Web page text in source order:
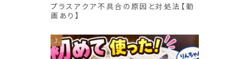
プラスアクア不具合の原因と対処法【動
画あり】